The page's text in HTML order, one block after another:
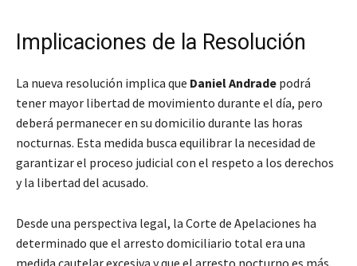
Implicaciones de la Resolución
La nueva resolución implica que Daniel Andrade podrá
tener mayor libertad de movimiento durante el día, pero
deberá permanecer en su domicilio durante las horas
nocturnas. Esta medida busca equilibrar la necesidad de
garantizar el proceso judicial con el respeto a los derechos
y la libertad del acusado.
Desde una perspectiva legal, la Corte de Apelaciones ha
determinado que el arresto domiciliario total era una
medida cautelar excesiva y que el arresto nocturno es más